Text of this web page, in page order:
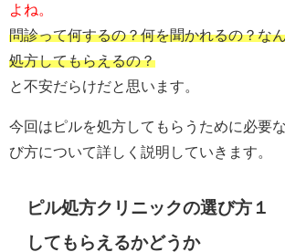
よね。
問診って何するの？何を聞かれるの？な
処方してもらえるの？
と不安だらけだと思います。
今回はピルを処方してもらうために必要
び方について詳しく説明していきます。
ピル処方クリニックの選び方１
してもらえるかどうか